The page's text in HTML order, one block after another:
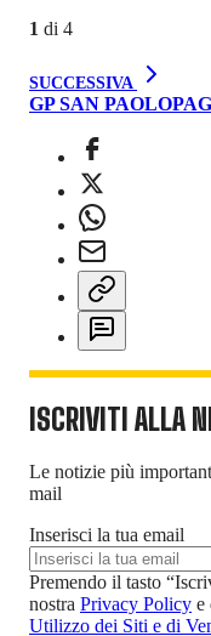
1 di 4
SUCCESSIVA
GP SAN PAOLO
ISCRIVITI ALLA
Le notizie più
mail
Inserisci la tua email
Premendo il tasto
nostra Privacy Policy e
Utilizzo dei Siti e di